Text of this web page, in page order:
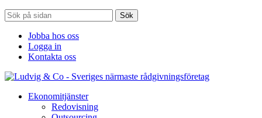
Sök
Jobba hos oss
Logga in
Kontakta oss
Ekonomitjänster
Redovisning